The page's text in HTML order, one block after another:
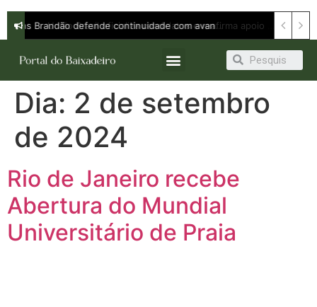
Orleans Brandão defende continuidade com avanço e apresenta propostas para ampliar oportunidades em entrevista à Band
Dia: 2 de setembro
de 2024
Rio de Janeiro recebe
Abertura do Mundial
Universitário de Praia